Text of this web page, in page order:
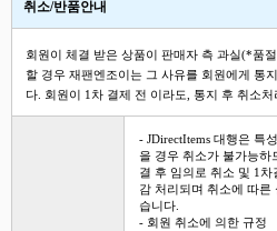
취소/반품안내
회원이 체결 받은 상품이 판매자 측 과실(*품
할 경우 재팬엔조이는 그 사유를 회원에게 통
다. 회원이 1차 결제 전 이라도, 통지 후 취소처
- JDirectItems 대행은 특
을 경우 취소가 불가능하
결 후 임의로 취소 및 1
감 처리되며 취소에 따른
습니다.
- 회원 취소에 의한 규정